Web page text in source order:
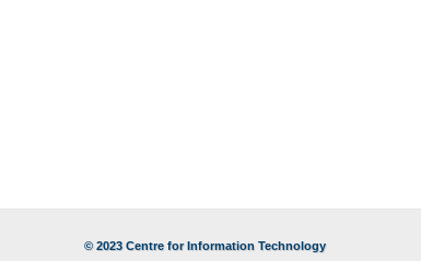
© 2023Centre for Information Technology